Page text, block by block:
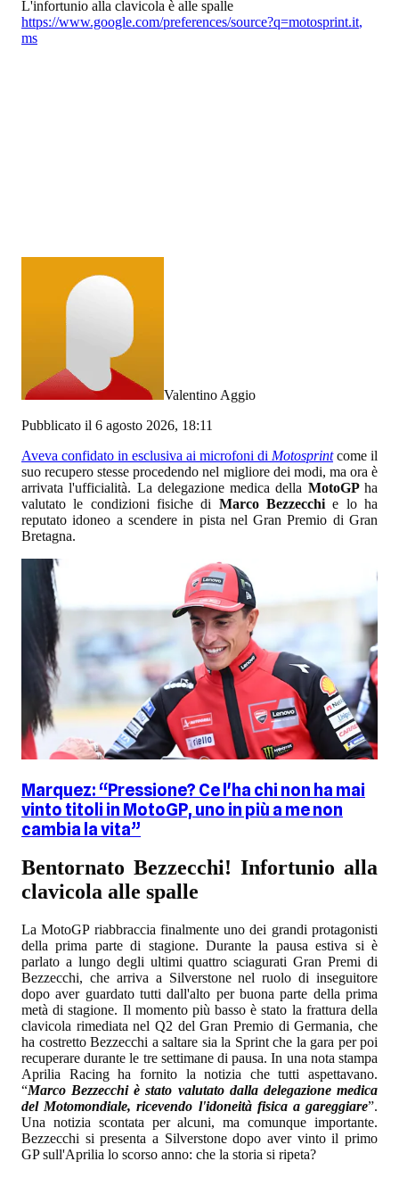
L'infortunio alla clavicola è alle spalle
https://www.google.com/preferences/source?q=motosprint.it,
ms
Valentino Aggio
Pubblicato il 6 agosto 2026, 18:11
Aveva confidato in esclusiva ai microfoni di Motosprintcome il
suo recupero stesse procedendo nel migliore dei modi, ma ora è
arrivata l'ufficialità. La delegazione medica della MotoGPha
valutato le condizioni fisiche di Marco Bezzecchi e lo ha
reputato idoneo a scendere in pista nel Gran Premio di Gran
Bretagna.
Marquez: “Pressione? Ce l'ha chi non ha mai
vinto titoli in MotoGP, uno in più a me non
cambia la vita”
Bentornato Bezzecchi! Infortunio alla
clavicola alle spalle
La MotoGP riabbraccia finalmente uno dei grandi protagonisti
della prima parte di stagione. Durante la pausa estiva si è
parlato a lungo degli ultimi quattro sciagurati Gran Premi di
Bezzecchi, che arriva a Silverstone nel ruolo di inseguitore
dopo aver guardato tutti dall'alto per buona parte della prima
metà di stagione. Il momento più basso è stato la frattura della
clavicola rimediata nel Q2 del Gran Premio di Germania, che
ha costretto Bezzecchi a saltare sia la Sprint che la gara per poi
recuperare durante le tre settimane di pausa. In una nota stampa
Aprilia Racing ha fornito la notizia che tutti aspettavano.
“Marco Bezzecchi è stato valutato dalla delegazione medica
del Motomondiale, ricevendo l'idoneità fisica a gareggiare”.
Una notizia scontata per alcuni, ma comunque importante.
Bezzecchi si presenta a Silverstone dopo aver vinto il primo
GP sull'Aprilia lo scorso anno: che la storia si ripeta?